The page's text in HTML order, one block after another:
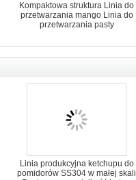
Kompaktowa struktura Linia do
przetwarzania mango Linia do
przetwarzania pasty
Linia produkcyjna ketchupu do
pomidorów SS304 w małej skali